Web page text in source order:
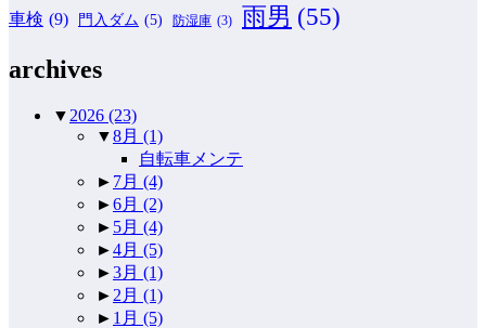
車検 (9) 門入ダム (5) 防湿庫 (3) 雨男 (55)
archives
▼ 2026 (23)
▼8月 (1)
自転車メンテ
► 7月 (4)
►6月 (2)
► 5月 (4)
►4月 (5)
►3月 (1)
► 2月 (1)
► 1月 (5)